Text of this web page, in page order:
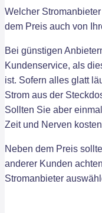
Welcher
dem Preis auch von
Bei günstigen
Kundenservice, als
ist. Sofern alles glatt
Strom aus der
Sollten Sie aber
Zeit und Nerven
Neben dem Preis
anderer Kunden
Stromanbieter